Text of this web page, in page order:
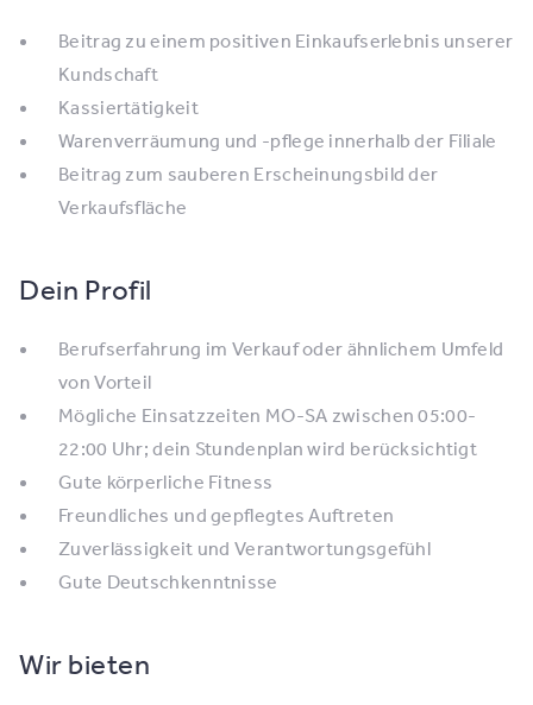
Beitrag zu einem positiven Einkaufserlebnis unserer
Kundschaft
Kassiertätigkeit
Warenverräumung und -pflege innerhalb der Filiale
Beitrag zum sauberen Erscheinungsbild der
Verkaufsfläche
Dein Profil
Berufserfahrung im Verkauf oder ähnlichem Umfeld
von Vorteil
Mögliche Einsatzzeiten MO-SA zwischen 05:00-
22:00 Uhr; dein Stundenplan wird berücksichtigt
Gute körperliche Fitness
Freundliches und gepflegtes Auftreten
Zuverlässigkeit und Verantwortungsgefühl
Gute Deutschkenntnisse
Wir bieten